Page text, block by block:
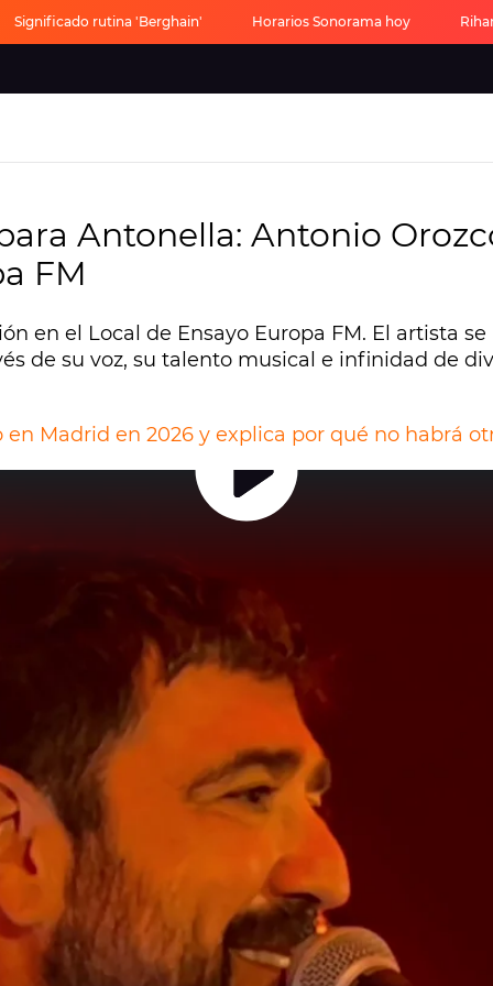
Significado rutina 'Berghain' Horarios Sonorama hoy
Antonella: Antonio
FM
en el Local de Ensayo Europa FM. El artista
de su voz, su talento musical e infinidad de
Madrid en 2026 y explica por qué no habrá